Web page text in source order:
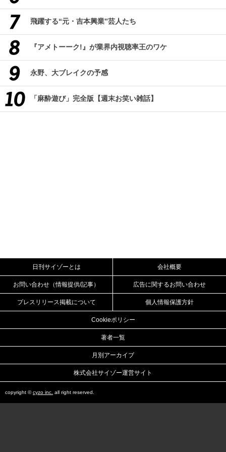
飛躍する“元・吉本興業”芸人たち
『アメトーーク!』が業界内視聴率王のワケ
永野、大ブレイクの予感
「麻酔遊び」完全版【週末お笑い雑話】
日刊サイゾーとは 会社概要
お問い合わせ（情報提供/記事） 広告に関するお問い合わせ
プレスリリース掲載について 個人情報保護方針
Cookieポリシー
著者一覧
月別アーカイブ
株式会社サイゾー運営サイト
copyright ©cyzo inc. all right reserved.